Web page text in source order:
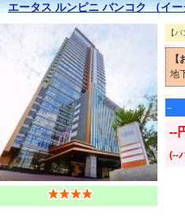
エータス ルンピニ バンコク （イ
【
地
--
--
(--